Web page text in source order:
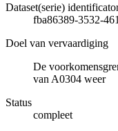
Dataset(serie)
fba86389-3532-
Doel van vervaardiging
De
van A0304 weer
Status
compleet